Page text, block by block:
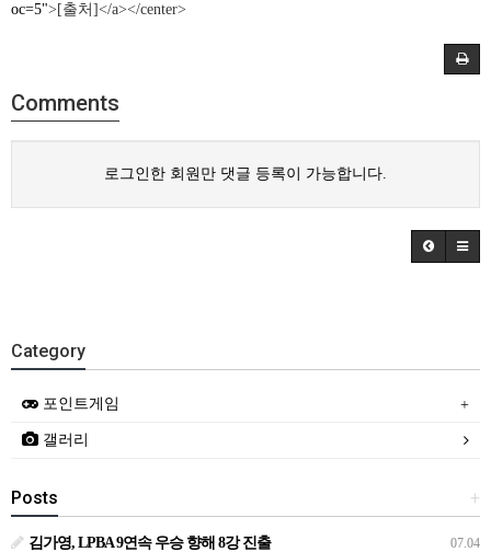
oc=5">[출처]</a></center>
Comments
로그인한 회원만 댓글 등록이 가능합니다.
Category
포인트게임
갤러리
+
Posts
07.04
김가영, LPBA 9연속 우승 향해 8강 진출